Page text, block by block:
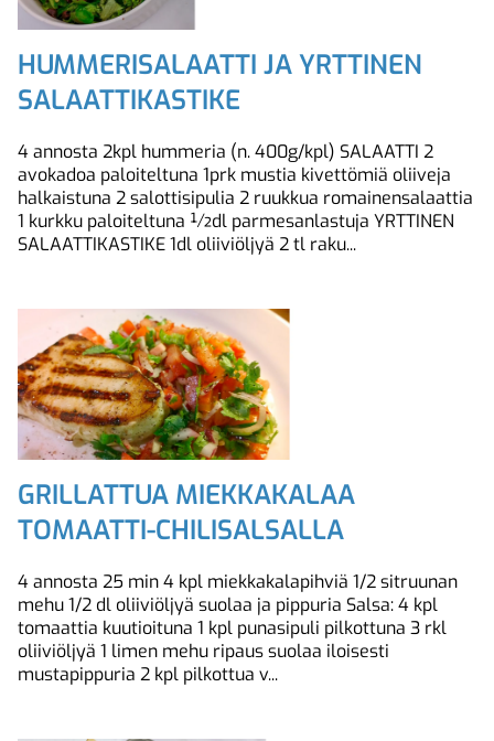
HUMMERISALAATTI JA YRTTINEN
SALAATTIKASTIKE
4 annosta 2kpl hummeria (n. 400g/kpl) SALAATTI 2
avokadoa paloiteltuna 1prk mustia kivettömiä oliiveja
halkaistuna 2 salottisipulia 2 ruukkua romainensalaattia
1 kurkku paloiteltuna ½dl parmesanlastuja YRTTINEN
SALAATTIKASTIKE 1dl oliiviöljyä 2 tl raku...
GRILLATTUA MIEKKAKALAA
TOMAATTI-CHILISALSALLA
4 annosta 25 min 4 kpl miekkakalapihviä 1/2 sitruunan
mehu 1/2 dl oliiviöljyä suolaa ja pippuria Salsa: 4 kpl
tomaattia kuutioituna 1 kpl punasipuli pilkottuna 3 rkl
oliiviöljyä 1 limen mehu ripaus suolaa iloisesti
mustapippuria 2 kpl pilkottua v...